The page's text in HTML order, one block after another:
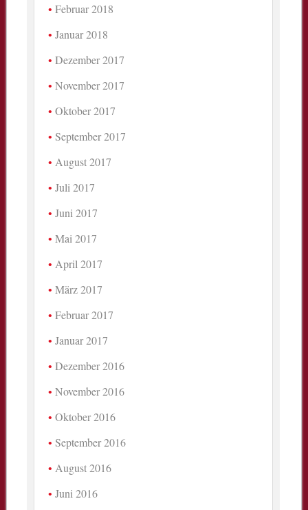
Februar 2018
Januar 2018
Dezember 2017
November 2017
Oktober 2017
September 2017
August 2017
Juli 2017
Juni 2017
Mai 2017
April 2017
März 2017
Februar 2017
Januar 2017
Dezember 2016
November 2016
Oktober 2016
September 2016
August 2016
Juni 2016